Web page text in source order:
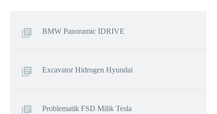
BMW Panoramic IDRIVE
Excavator Hidrogen Hyundai
Problematik FSD Milik Tesla